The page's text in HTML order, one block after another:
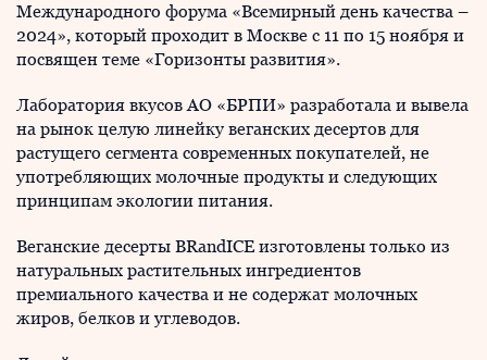
Международного форума «Всемирный день качества –
2024», который проходит в Москве с 11 по 15 ноября и
посвящен теме «Горизонты развития».
Лаборатория вкусов АО «БРПИ» разработала и вывела
на рынок целую линейку веганских десертов для
растущего сегмента современных покупателей, не
употребляющих молочные продукты и следующих
принципам экологии питания.
Веганские десерты BRandICE изготовлены только из
натуральных растительных ингредиентов
премиального качества и не содержат молочных
жиров, белков и углеводов.